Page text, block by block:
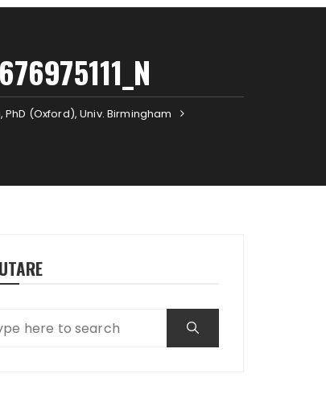
(Oxford), Univ. Birmingham